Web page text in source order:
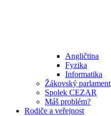
Angličtina
Fyzika
Informatika
Žákovský parlament
Spolek CEZAR
Máš problém?
Rodiče a veřejnost